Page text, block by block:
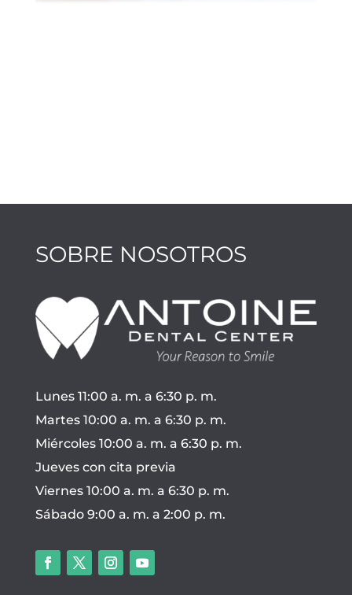
SOBRE NOSOTROS
Lunes 11:00 a. m. a 6:30 p. m.
Martes 10:00 a. m. a 6:30 p. m.
Miércoles 10:00 a. m. a 6:30 p. m.
Jueves con cita previa
Viernes 10:00 a. m. a 6:30 p. m.
Sábado 9:00 a. m. a 2:00 p. m.